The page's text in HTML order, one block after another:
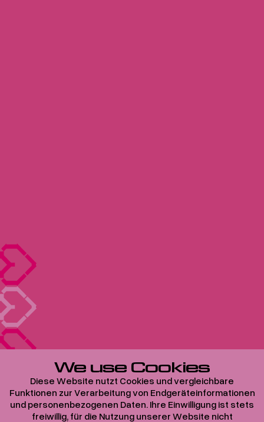
We use Cookies
Diese Website nutzt Cookies und vergleichbare
Funktionen zur Verarbeitung von Endgeräteinformationen
und personenbezogenen Daten. Ihre Einwilligung ist stets
freiwillig, für die Nutzung unserer Website nicht